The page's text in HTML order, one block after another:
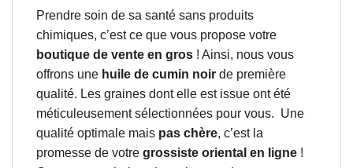
Prendre soin de sa santé sans produits
chimiques, c’est ce que vous propose votre
boutique de vente en gros ! Ainsi, nous vous
offrons une huile de cumin noir de première
qualité. Les graines dont elle est issue ont été
méticuleusement sélectionnées pour vous. Une
qualité optimale mais pas chère, c’est la
promesse de votre grossiste oriental en ligne !